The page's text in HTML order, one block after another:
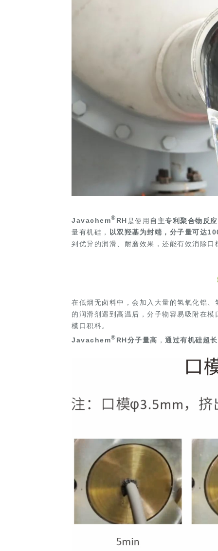
Javachem® RH是使用 自主专利聚合物反
量有机硅， 以双羟基为封端，分子量可达
到优异的润滑、耐磨效果，还能有效消除口
在低烟无卤料中，会加入大量的氢氧化铝
的润滑剂遇到高温后，分子物容易吸附在
模口积料。
Javachem® RH分子量高 ， 通过有机硅超